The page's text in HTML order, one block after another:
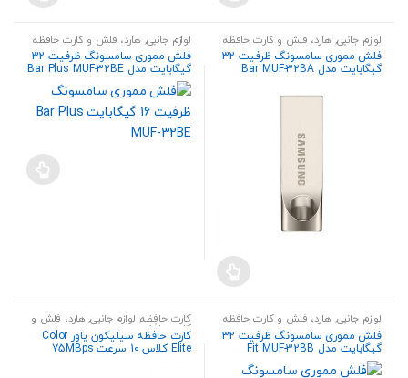
لوازم جانبی, هارد، فلش و کارت حافظه
فلش مموری سامسونگ ظرفیت 32
گیگابایت مدل Bar MUF-32BA
لوازم جانبی, هارد، فلش و کارت حافظه
فلش مموری سامسونگ ظرفیت 32
گیگابایت مدل Bar Plus MUF-32BE
لوازم جانبی, هارد، فلش و کارت حافظه
فلش مموری سامسونگ ظرفیت 32
گیگابایت مدل Fit MUF-32BB
کارت حافظه, لوازم جانبی, هارد، فلش و
کارت حافظه
کارت حافظه سیلیکون پاور Color
Elite کلاس 10 سرعت 75MBps